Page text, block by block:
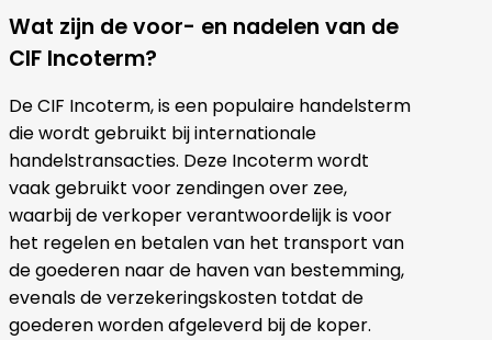
Wat zijn de voor- en nadelen van de
CIF Incoterm?
De CIF Incoterm, is een populaire handelsterm
die wordt gebruikt bij internationale
handelstransacties. Deze Incoterm wordt
vaak gebruikt voor zendingen over zee,
waarbij de verkoper verantwoordelijk is voor
het regelen en betalen van het transport van
de goederen naar de haven van bestemming,
evenals de verzekeringskosten totdat de
goederen worden afgeleverd bij de koper.